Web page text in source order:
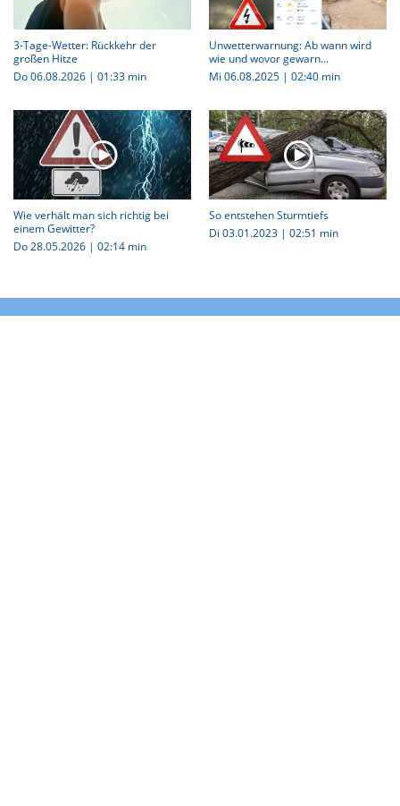
3-Tage-Wetter: Rückkehr der
großen Hitze
Do 06.08.2026 | 01:33 min
Unwetterwarnung: Ab wann wird
wie und wovor gewarn...
Mi 06.08.2025 | 02:40 min
Wie verhält man sich richtig bei
einem Gewitter?
Do 28.05.2026 | 02:14 min
So entstehen Sturmtiefs
Di 03.01.2023 | 02:51 min